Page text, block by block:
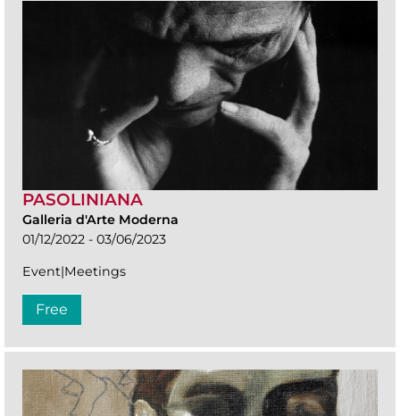
PASOLINIANA
Galleria d'Arte Moderna
01/12/2022 - 03/06/2023
Event|Meetings
Free